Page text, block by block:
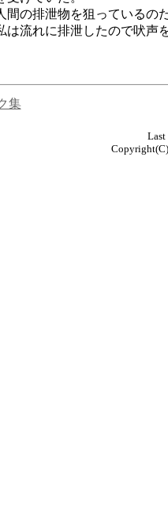
の排泄物を狙っているの
は流れに排泄したので吠
集
Last